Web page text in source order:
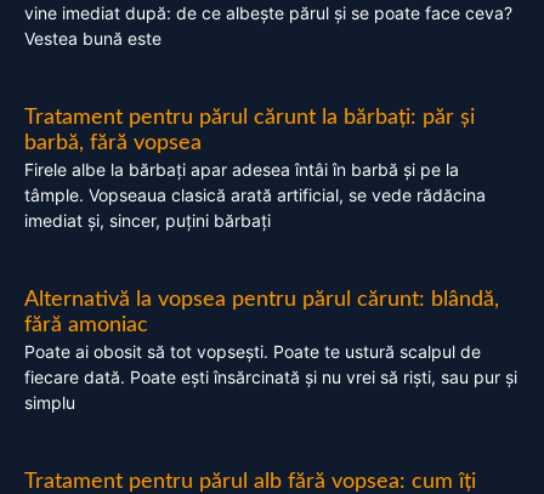
vine imediat după: de ce albește părul și se poate face ceva?
Vestea bună este
Tratament pentru părul cărunt la bărbați: păr și
barbă, fără vopsea
Firele albe la bărbați apar adesea întâi în barbă și pe la
tâmple. Vopseaua clasică arată artificial, se vede rădăcina
imediat și, sincer, puțini bărbați
Alternativă la vopsea pentru părul cărunt: blândă,
fără amoniac
Poate ai obosit să tot vopsești. Poate te ustură scalpul de
fiecare dată. Poate ești însărcinată și nu vrei să riști, sau pur și
simplu
Tratament pentru părul alb fără vopsea: cum îți